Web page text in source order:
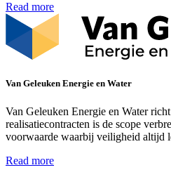
Read more
Van Geleuken Energie en Water
Van Geleuken Energie en Water
realisatiecontracten is de scope
voorwaarde waarbij veiligheid altijd
Read more